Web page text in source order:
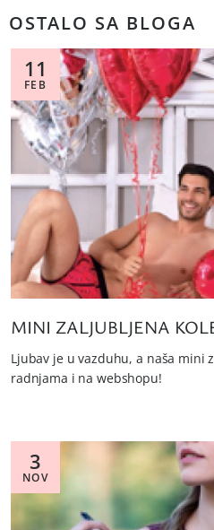
OSTALO SA BLOGA
11
FEB
MINI ZALJUBLJENA
Ljubav je u vazduhu, a naša mini
radnjama i na webshopu!
3
NOV